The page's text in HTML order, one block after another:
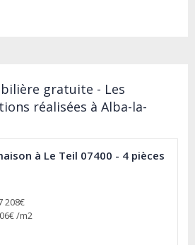
gratuite - Les
réalisées à Alba-la-
à Le Teil 07400 - 4 pièces
208€
/m2